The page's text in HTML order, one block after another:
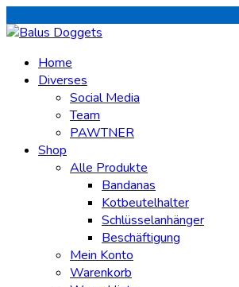
Home
Diverses
Social Media
Team
PAWTNER
Shop
Alle Produkte
Bandanas
Kotbeutelhalter
Schlüsselanhänger
Beschäftigung
Mein Konto
Warenkorb